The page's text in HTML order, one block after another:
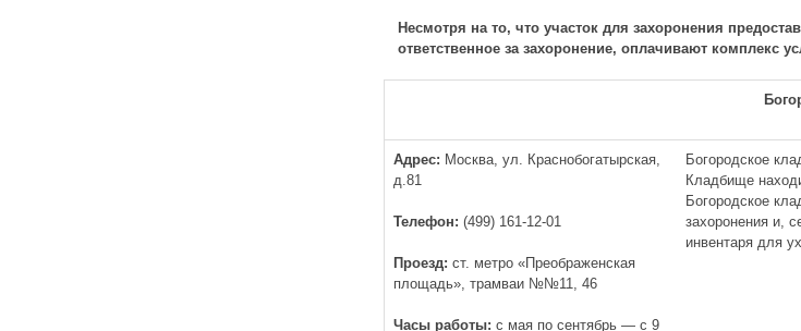
Несмотря на то, что участок для захоронения
ответственное за захоронение, оплачивают комплекс
Адрес: Москва, ул. Краснобогатырская,
д.81
Телефон: (499) 161-12-01
Проезд: ст. метро «Преображенская
площадь», трамваи №№11, 46
Часы работы: с мая по сентябрь — с 9
Богородское
Кладбище
Богородское
захоронения и,
инвентаря для